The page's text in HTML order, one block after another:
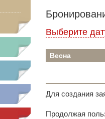
Выберите
Весна
Для создания
Продолжая